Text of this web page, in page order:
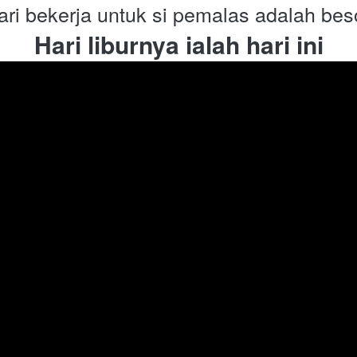
bekerja untuk si pemalas adalah
Hari liburnya ialah hari ini